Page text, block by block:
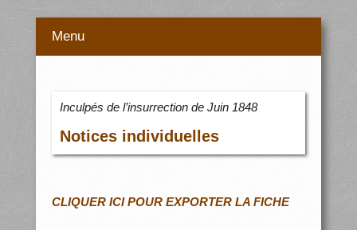
Menu
Inculpés de l’insurrection de Juin 1848
Notices individuelles
CLIQUER ICI POUR EXPORTER LA FICHE